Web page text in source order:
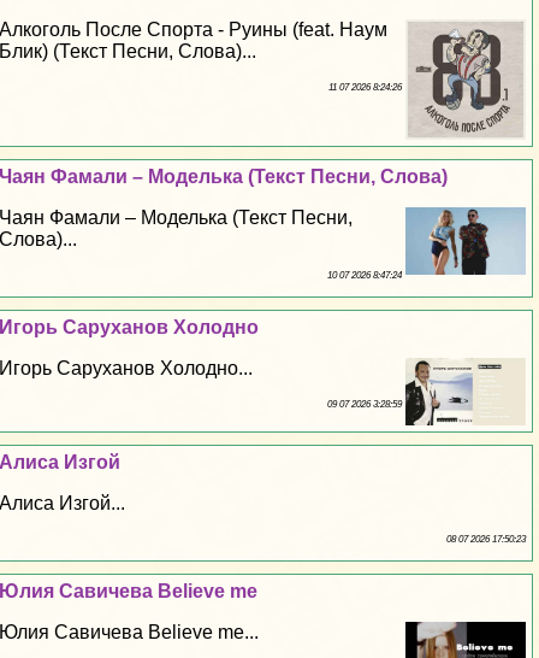
Алкоголь После Спорта - Руины (feat. Наум
Блик) (Текст Песни, Слова)...
11 07 2026 8:24:26
Чаян Фамали – Моделька (Текст Песни, Слова)
Чаян Фамали – Моделька (Текст Песни,
Слова)...
10 07 2026 8:47:24
Игорь Саруханов Холодно
Игорь Саруханов Холодно...
09 07 2026 3:28:59
Алиса Изгой
Алиса Изгой...
08 07 2026 17:50:23
Юлия Савичева Believe me
Юлия Савичева Believe me...